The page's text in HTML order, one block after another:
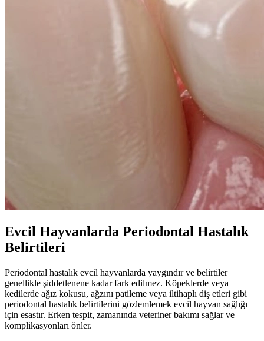
Evcil Hayvanlarda Periodontal Hastalık
Belirtileri
Periodontal hastalık evcil hayvanlarda yaygındır ve belirtiler
genellikle şiddetlenene kadar fark edilmez. Köpeklerde veya
kedilerde ağız kokusu, ağzını patileme veya iltihaplı diş etleri gibi
periodontal hastalık belirtilerini gözlemlemek evcil hayvan sağlığı
için esastır. Erken tespit, zamanında veteriner bakımı sağlar ve
komplikasyonları önler.